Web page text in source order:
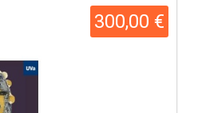
300,00 €